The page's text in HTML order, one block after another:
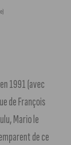
1991 (avec
de François
Mario le
de ce